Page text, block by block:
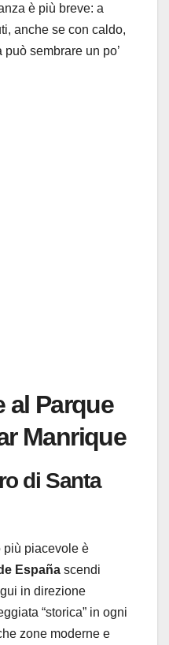
è più breve: a
anche se con caldo,
sembrare un po’
al Parque
Manrique
di Santa
più piacevole è
España scendi
in direzione
“storica” in ogni
zone moderne e